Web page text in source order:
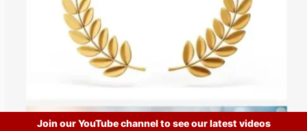
Join our YouTube channel to see our latest videos